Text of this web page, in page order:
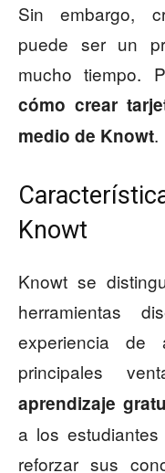
Sin embargo,
puede ser un
mucho tiempo.
cómo crear
medio de Knowt.
Knowt
Knowt se
herramientas
experiencia de
principales
aprendizaje
a los
reforzar sus